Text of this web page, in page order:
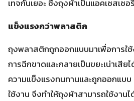
เทจกันเยอะ ซึ่งถุงผ้าเป็นแอคเซสเซ
แข็งแรงกว่าพลาสติก
ถุงพลาสติกถูกออกแบบมาเพื่อการใช้
การฉีกขาดและกลายเป็นขยะเน่าเสี
ความแข็งแรงทนทานและถูกออกแบบ
ใช้งาน จึงทำให้ถุงผ้าสามารถใช้งาน